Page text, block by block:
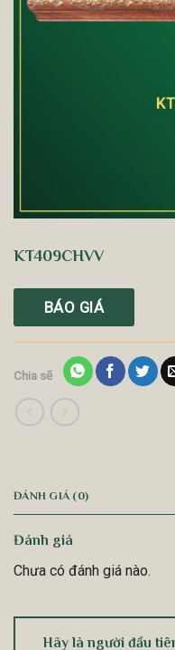
KT409CHVV
BÁO GIÁ
Chia sẽ
ĐÁNH GIÁ (0)
Đánh giá
Chưa có đánh giá nào.
Hãy là người đầu